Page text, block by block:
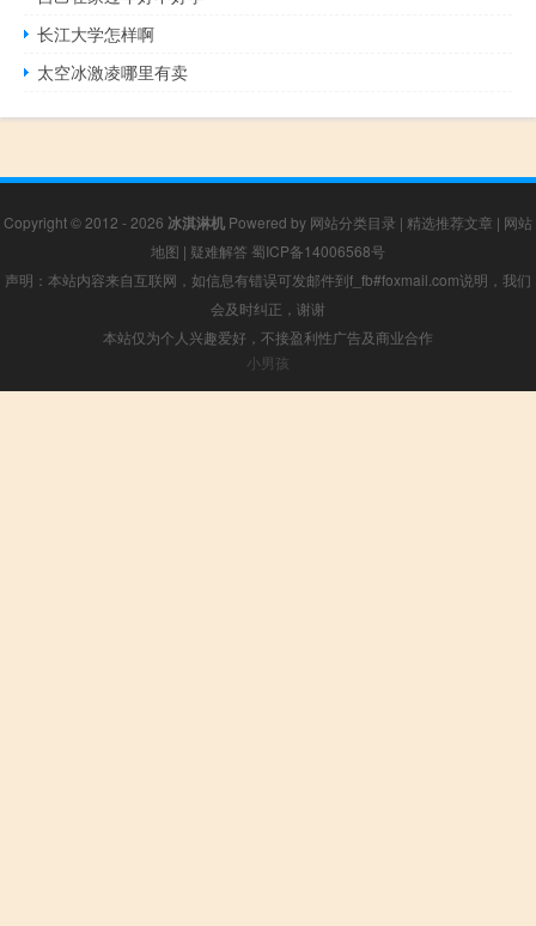
长江大学怎样啊
太空冰激凌哪里有卖
Copyright © 2012 - 2026 冰淇淋机 Powered by 网站分类目录 | 精选推荐文章 | 网站
地图 | 疑难解答 蜀ICP备14006568号
声明：本站内容来自互联网，如信息有错误可发邮件到f_fb#foxmail.com说明，我们
会及时纠正，谢谢
本站仅为个人兴趣爱好，不接盈利性广告及商业合作
小男孩